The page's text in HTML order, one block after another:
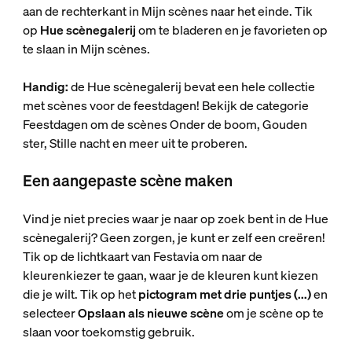
aan de rechterkant in Mijn scènes naar het einde. Tik
op Hue scènegalerijom te bladeren en je favorieten op
te slaan in Mijn scènes.
Handig:de Hue scènegalerij bevat een hele collectie
met scènes voor de feestdagen! Bekijk de categorie
Feestdagen om de scènes Onder de boom, Gouden
ster, Stille nacht en meer uit te proberen.
Een aangepaste scène maken
Vind je niet precies waar je naar op zoek bent in de Hue
scènegalerij? Geen zorgen, je kunt er zelf een creëren!
Tik op de lichtkaart van Festavia om naar de
kleurenkiezer te gaan, waar je de kleuren kunt kiezen
die je wilt. Tik op hetpictogram met drie puntjes (...)en
selecteerOpslaan als nieuwe scèneom je scène op te
slaan voor toekomstig gebruik.